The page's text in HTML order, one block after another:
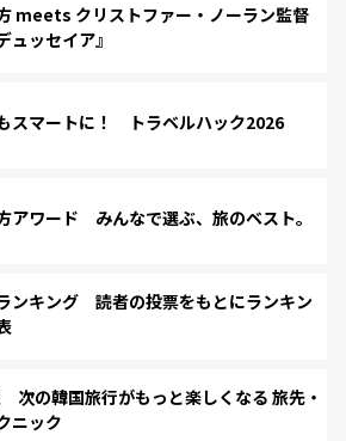
meets クリストファー・ノーラン監督
ュッセイア』
スマートに！ トラベルハック2026
アワード みんなで選ぶ、旅のベスト。
ンキング 読者の投票をもとにランキン
の韓国旅行がもっと楽しくなる 旅先・
ニック